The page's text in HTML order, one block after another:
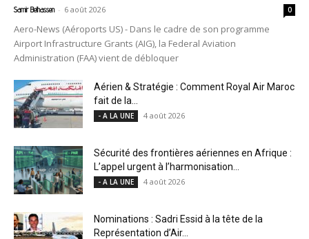
Samir Belhassen - 6 août 2026 0
Aero-News (Aéroports US) - Dans le cadre de son programme
Airport Infrastructure Grants (AIG), la Federal Aviation
Administration (FAA) vient de débloquer
Aérien & Stratégie : Comment Royal Air Maroc
fait de la...
- A LA UNE 4 août 2026
Sécurité des frontières aériennes en Afrique :
L’appel urgent à l’harmonisation...
- A LA UNE 4 août 2026
Nominations : Sadri Essid à la tête de la
Représentation d’Air...